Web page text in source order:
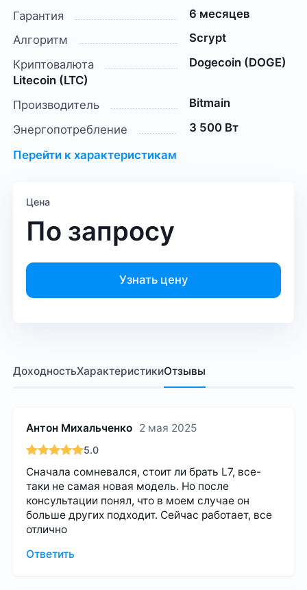
Гарантия
6 месяцев
Алгоритм
Scrypt
Криптовалюта
Dogecoin (DOGE)
Litecoin (LTC)
Производитель
Bitmain
Энергопотребление
3 500 Вт
Перейти к характеристикам
Цена
По запросу
Узнать цену
ДоходностьХарактеристикиОтзывы
Антон Михальченко 2 мая 2025
5.0
Сначала сомневался, стоит ли брать L7, все-
таки не самая новая модель. Но после
консультации понял, что в моем случае он
больше других подходит. Сейчас работает, все
отлично
Ответить